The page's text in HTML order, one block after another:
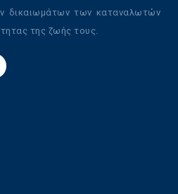
δικαιωμάτων των καταναλωτών
της ζωής τους.